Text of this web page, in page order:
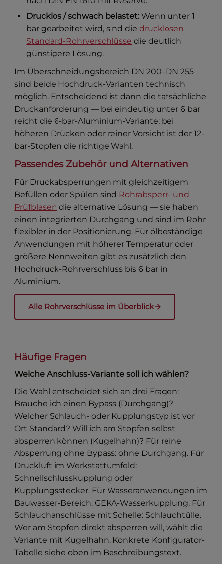
Drucklos / schwach belastet: Wenn unter 1
bar gearbeitet wird, sind diedrucklosen
Standard-Rohrverschlüsse die deutlich
günstigere Lösung.
Im Überschneidungsbereich DN 200–DN 255
sind beide Hochdruck-Varianten technisch
möglich. Entscheidend ist dann die tatsächliche
Druckanforderung — bei eindeutig unter 6 bar
reicht die 6-bar-Aluminium-Variante; bei
höheren Drücken oder reiner Vorsicht ist der 12-
bar-Stopfen die richtige Wahl.
Passendes Zubehör und Alternativen
Für Druckabsperrungen mit gleichzeitigem
Befüllen oder Spülen sind Rohrabsperr- und
Prüfblasen die alternative Lösung — sie haben
einen integrierten Durchgang und sind im Rohr
flexibler in der Positionierung. Für ölbeständige
Anwendungen mit höherer Temperatur oder
größere Nennweiten gibt es zusätzlich den
Hochdruck-Rohrverschluss bis 6 bar in
Aluminium.
Alle Rohrverschlüsse im Überblick
Häufige Fragen
Welche Anschluss-Variante soll ich wählen?
Die Wahl entscheidet sich an drei Fragen:
Brauche ich einen Bypass (Durchgang)?
Welcher Schlauch- oder Kupplungstyp ist vor
Ort Standard? Will ich am Stopfen selbst
absperren können (Kugelhahn)? Für reine
Absperrung ohne Bypass: ohne Durchgang. Für
Druckluft im Werkstattumfeld:
Schnellschlusskupplung oder
Kupplungsstecker. Für Wasseranwendungen im
Bauwasser-Bereich: GEKA-Wasserkupplung. Für
Schlauchanschlüsse mit Schelle: Schlauchtülle.
Wer am Stopfen direkt absperren will, wählt die
Variante mit Kugelhahn. Konkrete Konfigurator-
Tabelle siehe oben im Beschreibungstext.